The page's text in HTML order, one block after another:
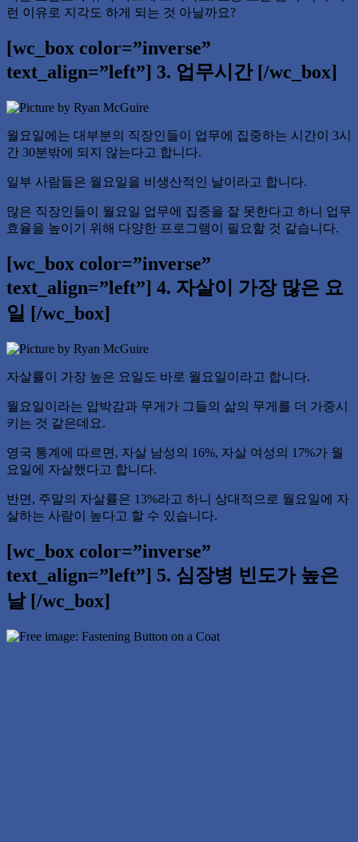
런 이유로 지각도 하게 되는 것 아닐까요?
[wc_box color=”inverse”
text_align=”left”] 3. 업무시간 [/wc_box]
월요일에는 대부분의 직장인들이 업무에 집중하는 시간이 3시
간 30분밖에 되지 않는다고 합니다.
일부 사람들은 월요일을 비생산적인 날이라고 합니다.
많은 직장인들이 월요일 업무에 집중을 잘 못한다고 하니 업무
효율을 높이기 위해 다양한 프로그램이 필요할 것 같습니다.
[wc_box color=”inverse”
text_align=”left”] 4. 자살이 가장 많은 요
일 [/wc_box]
자살률이 가장 높은 요일도 바로 월요일이라고 합니다.
월요일이라는 압박감과 무게가 그들의 삶의 무게를 더 가중시
키는 것 같은데요.
영국 통계에 따르면, 자살 남성의 16%, 자살 여성의 17%가 월
요일에 자살했다고 합니다.
반면, 주말의 자살률은 13%라고 하니 상대적으로 월요일에 자
살하는 사람이 높다고 할 수 있습니다.
[wc_box color=”inverse”
text_align=”left”] 5. 심장병 빈도가 높은
날 [/wc_box]